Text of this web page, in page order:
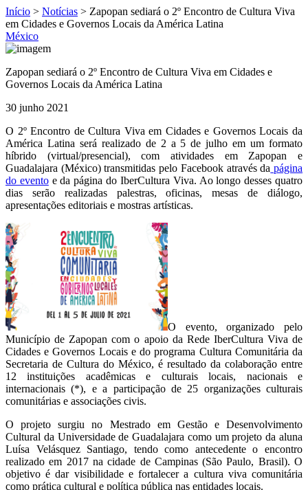
Início > Notícias > Zapopan sediará o 2º Encontro de Cultura Viva
em Cidades e Governos Locais da América Latina
México
Zapopan sediará o 2º Encontro de Cultura Viva em Cidades e
Governos Locais da América Latina
30 junho 2021
O 2º Encontro de Cultura Viva em Cidades e Governos Locais da
América Latina será realizado de 2 a 5 de julho em um formato
híbrido (virtual/presencial), com atividades em Zapopan e
Guadalajara (México) transmitidas pelo Facebook através da página
do eventoe da página do IberCultura Viva. Ao longo desses quatro
dias serão realizadas palestras, oficinas, mesas de diálogo,
apresentações editoriais e mostras artísticas.
O evento, organizado pelo
Município de Zapopan com o apoio da Rede IberCultura Viva de
Cidades e Governos Locais e do programa Cultura Comunitária da
Secretaria de Cultura do México, é resultado da colaboração entre
12 instituições acadêmicas e culturais locais, nacionais e
internacionais (*), e a participação de 25 organizações culturais
comunitárias e associações civis.
O projeto surgiu no Mestrado em Gestão e Desenvolvimento
Cultural da Universidade de Guadalajara como um projeto da aluna
Luísa Velásquez Santiago, tendo como antecedente o encontro
realizado em 2017 na cidade de Campinas (São Paulo, Brasil). O
objetivo é dar visibilidade e fortalecer a cultura viva comunitária
como prática cultural e política pública nas entidades locais.